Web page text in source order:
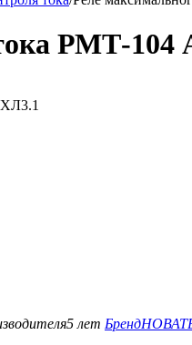
РМТ-
5 лет Бренд